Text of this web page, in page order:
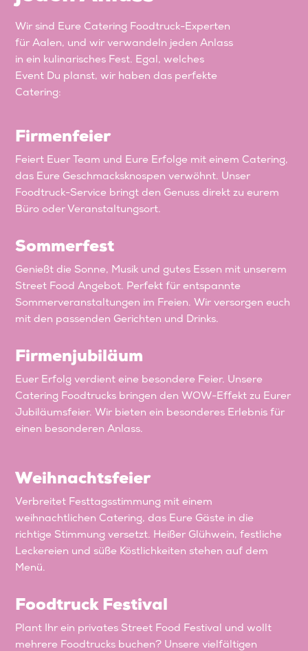
Wir sind Eure Catering Foodtruck-Experten
für Aalen, und wir verwandeln jeden Anlass
in ein kulinarisches Fest. Egal, welches
Event Du planst, wir haben das perfekte
Catering:
Firmenfeier
Feiert Euer Team und Eure Erfolge mit einem Catering,
das Eure Geschmacksknospen verwöhnt. Unser
Foodtruck-Service bringt den Genuss direkt zu eurem
Büro oder Veranstaltungsort.
Sommerfest
Genießt die Sonne, Musik und gutes Essen mit unserem
Street Food Angebot. Perfekt für entspannte
Sommerveranstaltungen im Freien. Wir versorgen euch
mit den passenden Gerichten und Drinks.
Firmenjubiläum
Euer Erfolg verdient eine besondere Feier. Unsere
Catering Foodtrucks bringen den WOW-Effekt zu Eurer
Jubiläumsfeier. Wir bieten ein besonderes Erlebnis für
einen besonderen Anlass.
Weihnachtsfeier
Verbreitet Festtagsstimmung mit einem
weihnachtlichen Catering, das Eure Gäste in die
richtige Stimmung versetzt. Heißer Glühwein, festliche
Leckereien und süße Köstlichkeiten stehen auf dem
Menü.
Foodtruck Festival
Plant Ihr ein privates Street Food Festival und wollt
mehrere Foodtrucks buchen? Unsere vielfältigen